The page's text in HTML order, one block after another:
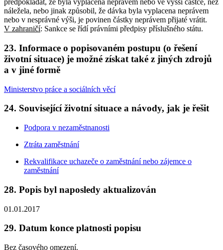
předpokládat, že byla vyplacena neprávem nebo ve vyšší částce, než
náležela, nebo jinak způsobil, že dávka byla vyplacena neprávem
nebo v nesprávné výši, je povinen částky neprávem přijaté vrátit.
V zahraničí: Sankce se řídí právními předpisy příslušného státu.
23. Informace o popisovaném postupu (o řešení
životní situace) je možné získat také z jiných zdrojů
a v jiné formě
Ministerstvo práce a sociálních věcí
24. Související životní situace a návody, jak je řešit
Podpora v nezaměstnanosti
Ztráta zaměstnání
Rekvalifikace uchazeče o zaměstnání nebo zájemce o
zaměstnání
28. Popis byl naposledy aktualizován
01.01.2017
29. Datum konce platnosti popisu
Bez časového omezení.